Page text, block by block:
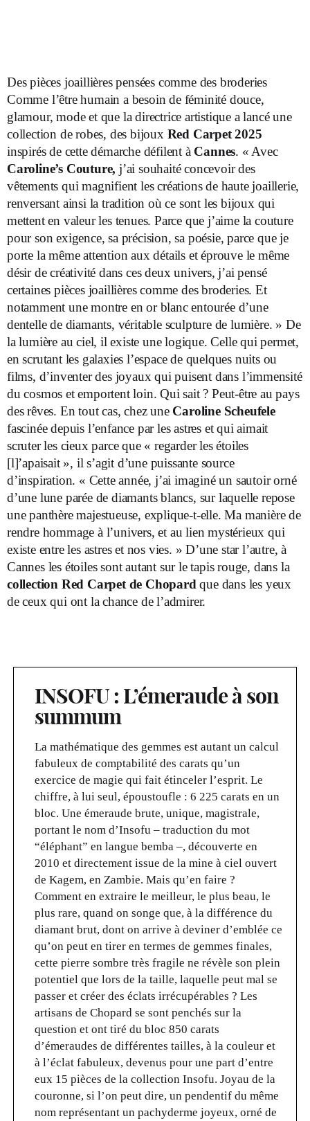
Des pièces joaillières pensées comme des broderies
Comme l’être humain a besoin de féminité douce,
glamour, mode et que la directrice artistique a lancé une
collection de robes, des bijoux Red Carpet 2025
inspirés de cette démarche défilent à Cannes. « Avec
Caroline’s Couture, j’ai souhaité concevoir des
vêtements qui magnifient les créations de haute joaillerie,
renversant ainsi la tradition où ce sont les bijoux qui
mettent en valeur les tenues. Parce que j’aime la couture
pour son exigence, sa précision, sa poésie, parce que je
porte la même attention aux détails et éprouve le même
désir de créativité dans ces deux univers, j’ai pensé
certaines pièces joaillières comme des broderies. Et
notamment une montre en or blanc entourée d’une
dentelle de diamants, véritable sculpture de lumière. » De
la lumière au ciel, il existe une logique. Celle qui permet,
en scrutant les galaxies l’espace de quelques nuits ou
films, d’inventer des joyaux qui puisent dans l’immensité
du cosmos et emportent loin. Qui sait ? Peut-être au pays
des rêves. En tout cas, chez une Caroline Scheufele
fascinée depuis l’enfance par les astres et qui aimait
scruter les cieux parce que « regarder les étoiles
[l]’apaisait », il s’agit d’une puissante source
d’inspiration. « Cette année, j’ai imaginé un sautoir orné
d’une lune parée de diamants blancs, sur laquelle repose
une panthère majestueuse, explique-t-elle. Ma manière de
rendre hommage à l’univers, et au lien mystérieux qui
existe entre les astres et nos vies. » D’une star l’autre, à
Cannes les étoiles sont autant sur le tapis rouge, dans la
collection Red Carpet de Chopardque dans les yeux
de ceux qui ont la chance de l’admirer.
INSOFU : L’émeraude à son
summum
La mathématique des gemmes est autant un calcul
fabuleux de comptabilité des carats qu’un
exercice de magie qui fait étinceler l’esprit. Le
chiffre, à lui seul, époustoufle : 6 225 carats en un
bloc. Une émeraude brute, unique, magistrale,
portant le nom d’Insofu – traduction du mot
“éléphant” en langue bemba –, découverte en
2010 et directement issue de la mine à ciel ouvert
de Kagem, en Zambie. Mais qu’en faire ?
Comment en extraire le meilleur, le plus beau, le
plus rare, quand on songe que, à la différence du
diamant brut, dont on arrive à deviner d’emblée ce
qu’on peut en tirer en termes de gemmes finales,
cette pierre sombre très fragile ne révèle son plein
potentiel que lors de la taille, laquelle peut mal se
passer et créer des éclats irrécupérables ? Les
artisans de Chopard se sont penchés sur la
question et ont tiré du bloc 850 carats
d’émeraudes de différentes tailles, à la couleur et
à l’éclat fabuleux, devenus pour une part d’entre
eux 15 pièces de la collection Insofu. Joyau de la
couronne, si l’on peut dire, un pendentif du même
nom représentant un pachyderme joyeux, orné de